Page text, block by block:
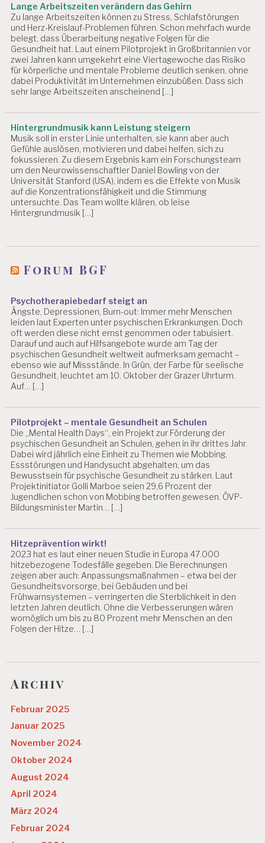
Lange Arbeitszeiten verändern das Gehirn
Zu lange Arbeitszeiten können zu Stress, Schlafstörungen
und Herz-Kreislauf-Problemen führen. Schon mehrfach wurde
belegt, dass Überarbeitung negative Folgen für die
Gesundheit hat. Laut einem Pilotprojekt in Großbritannien vor
zwei Jahren kann umgekehrt eine Viertagewoche das Risiko
für körperliche und mentale Probleme deutlich senken, ohne
dabei Produktivität im Unternehmen einzubüßen. Dass sich
sehr lange Arbeitszeiten anscheinend […]
Hintergrundmusik kann Leistung steigern
Musik soll in erster Linie unterhalten, sie kann aber auch
Gefühle auslösen, motivieren und dabei helfen, sich zu
fokussieren. Zu diesem Ergebnis kam ein Forschungsteam
um den Neurowissenschaftler Daniel Bowling von der
Universität Stanford (USA), indem es die Effekte von Musik
auf die Konzentrationsfähigkeit und die Stimmung
untersuchte. Das Team wollte klären, ob leise
Hintergrundmusik […]
Forum BGF
Psychotherapiebedarf steigt an
Ängste, Depressionen, Burn-out: Immer mehr Menschen
leiden laut Experten unter psychischen Erkrankungen. Doch
oft werden diese nicht ernst genommen oder tabuisiert.
Darauf und auch auf Hilfsangebote wurde am Tag der
psychischen Gesundheit weltweit aufmerksam gemacht –
ebenso wie auf Missstände. In Grün, der Farbe für seelische
Gesundheit, leuchtet am 10. Oktober der Grazer Uhrturm.
Auf… […]
Pilotprojekt – mentale Gesundheit an Schulen
Die „Mental Health Days“, ein Projekt zur Förderung der
psychischen Gesundheit an Schulen, gehen in ihr drittes Jahr.
Dabei wird jährlich eine Einheit zu Themen wie Mobbing,
Essstörungen und Handysucht abgehalten, um das
Bewusstsein für psychische Gesundheit zu stärken. Laut
Projektinitiator Golli Marboe seien 29,6 Prozent der
Jugendlichen schon von Mobbing betroffen gewesen. ÖVP-
Bildungsminister Martin… […]
Hitzeprävention wirkt!
2023 hat es laut einer neuen Studie in Europa 47.000
hitzebezogene Todesfälle gegeben. Die Berechnungen
zeigen aber auch: Anpassungsmaßnahmen – etwa bei der
Gesundheitsvorsorge, bei Gebäuden und bei
Frühwarnsystemen – verringerten die Sterblichkeit in den
letzten Jahren deutlich. Ohne die Verbesserungen wären
womöglich um bis zu 80 Prozent mehr Menschen an den
Folgen der Hitze… […]
Archiv
Februar 2025
Januar 2025
November 2024
Oktober 2024
August 2024
April 2024
März 2024
Februar 2024